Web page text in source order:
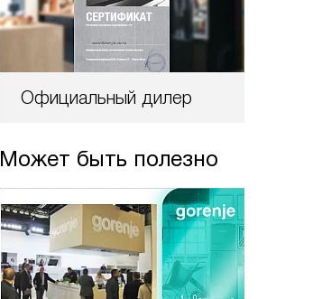
Официальный дилер
Может быть полезно